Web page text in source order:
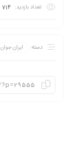
تعداد بازدید: 714
دسته: ایران جوان